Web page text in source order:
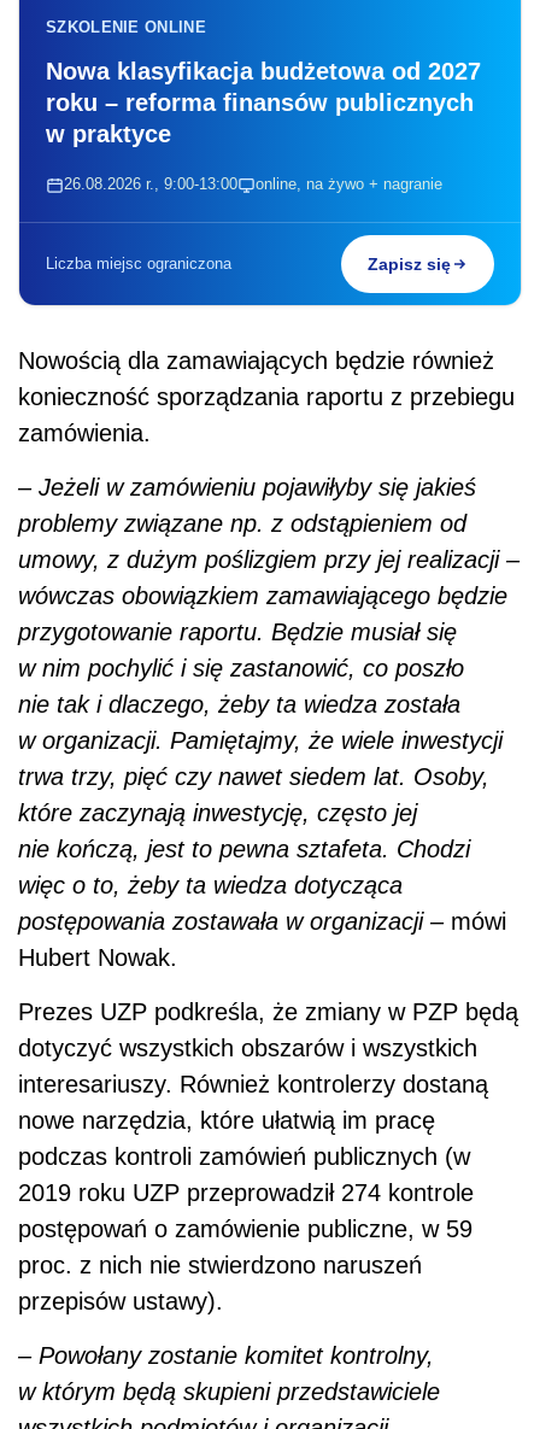
Nowością dla zamawiających będzie również
konieczność sporządzania raportu z przebiegu
zamówienia.
problemy związane np. z odstąpieniem od
umowy, z dużym poślizgiem przy jej realizacji –
wówczas obowiązkiem zamawiającego będzie
przygotowanie raportu. Będzie musiał się
nie tak i dlaczego, żeby ta wiedza została
w organizacji. Pamiętajmy, że wiele inwestycji
które zaczynają inwestycję, często jej
nie kończą, jest to pewna sztafeta. Chodzi
więc o to, żeby ta wiedza dotycząca
postępowania zostawała w organizacji – mówi
Hubert Nowak.
Prezes UZP podkreśla, że zmiany w PZP będą
dotyczyć wszystkich obszarów i wszystkich
interesariuszy. Również kontrolerzy dostaną
nowe narzędzia, które ułatwią im pracę
podczas kontroli zamówień publicznych (w
2019 roku UZP przeprowadził 274 kontrole
postępowań o zamówienie publiczne, w 59
proc. z nich nie stwierdzono naruszeń
– Powołany zostanie komitet kontrolny,
w którym będą skupieni przedstawiciele
wszystkich podmiotów i organizacji
kontrolujących
zamówienia publiczne
w Polsce
– po to, żeby zapewnić pewną jednolitość,
żeby uchybienie powstałe podczas
prowadzenia zamówień publicznych było równo
traktowane przez wszystkich –
Jest też szereg zmian dla wykonawców,
począwszy od ułatwienia dostępu do
zamówienia. W nowym PZP przewidzieliśmy